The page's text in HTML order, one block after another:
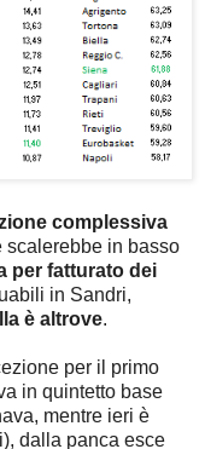
complessiva
scalerebbe in basso
per fatturato dei
in Sandri,
è altrove.
per il primo
in quintetto base
mentre ieri è
dalla panca esce